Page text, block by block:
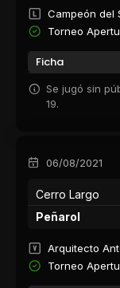
Campeón del
Torneo
Ficha
Se jugó sin
19.
06/08/2021
Cerro Largo
Peñarol
Arquitecto
Torneo